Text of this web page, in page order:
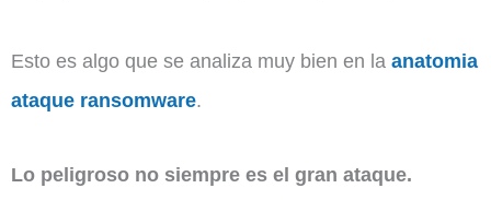
Esto es algo que se analiza muy bien en la anatomia
ataque ransomware.
Lo peligroso no siempre es el gran ataque.